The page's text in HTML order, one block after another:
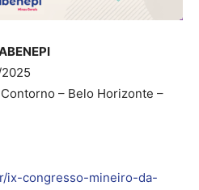
– Belo Horizonte –
ix-congresso-mineiro-da-